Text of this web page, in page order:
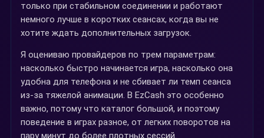
только при стабильном соединении и работают
немного лучше в коротких сеансах, когда вы не
хотите ждать дополнительных загрузок.
Я оцениваю провайдеров по трем параметрам:
насколько быстро начинается игра, насколько она
удобна для телефона и не сбивает ли темп сеанса
из-за тяжелой анимации. В EzCash это особенно
важно, потому что каталог большой, и поэтому
поведение в играх разное, от легких поворотов на
пару минут до более плотных сессий.